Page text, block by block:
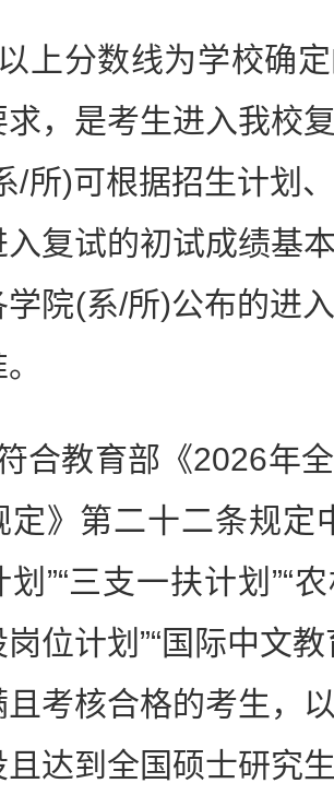
分数线为学校确定
求，是考生进入我校
/所)可根据招生计划
入复试的初试成绩基
学院(系/所)公布的进
教育部《2026年全
定》第二十二条规定
”“三支一扶计划”“
位计划”“国际中文
且考核合格的考生，
且达到全国硕士研究